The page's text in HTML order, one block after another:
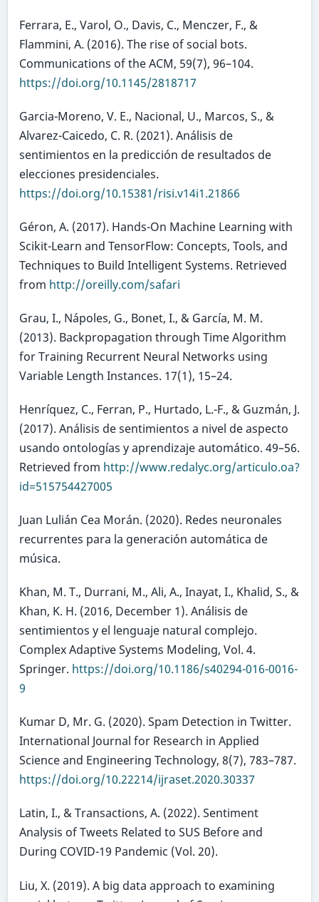
Ferrara, E., Varol, O., Davis, C., Menczer, F., &
Flammini, A. (2016). The rise of social bots.
Communications of the ACM, 59(7), 96–104.
https://doi.org/10.1145/2818717
Garcia-Moreno, V. E., Nacional, U., Marcos, S., &
Alvarez-Caicedo, C. R. (2021). Análisis de
sentimientos en la predicción de resultados de
elecciones presidenciales.
https://doi.org/10.15381/risi.v14i1.21866
Géron, A. (2017). Hands-On Machine Learning with
Scikit-Learn and TensorFlow: Concepts, Tools, and
Techniques to Build Intelligent Systems. Retrieved
from http://oreilly.com/safari
Grau, I., Nápoles, G., Bonet, I., & García, M. M.
(2013). Backpropagation through Time Algorithm
for Training Recurrent Neural Networks using
Variable Length Instances. 17(1), 15–24.
Henríquez, C., Ferran, P., Hurtado, L.-F., & Guzmán, J.
(2017). Análisis de sentimientos a nivel de aspecto
usando ontologías y aprendizaje automático. 49–56.
Retrieved from http://www.redalyc.org/articulo.oa?
id=515754427005
Juan Lulián Cea Morán. (2020). Redes neuronales
recurrentes para la generación automática de
música.
Khan, M. T., Durrani, M., Ali, A., Inayat, I., Khalid, S., &
Khan, K. H. (2016, December 1). Análisis de
sentimientos y el lenguaje natural complejo.
Complex Adaptive Systems Modeling, Vol. 4.
Springer. https://doi.org/10.1186/s40294-016-0016-
9
Kumar D, Mr. G. (2020). Spam Detection in Twitter.
International Journal for Research in Applied
Science and Engineering Technology, 8(7), 783–787.
https://doi.org/10.22214/ijraset.2020.30337
Latin, I., & Transactions, A. (2022). Sentiment
Analysis of Tweets Related to SUS Before and
During COVID-19 Pandemic (Vol. 20).
Liu, X. (2019). A big data approach to examining